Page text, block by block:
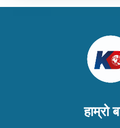
हाम्रो